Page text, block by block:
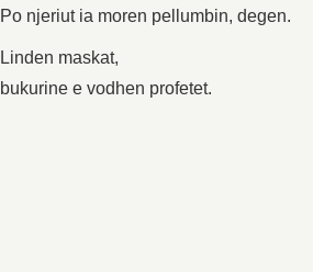
Po njeriut ia moren pellumbin, degen.
Linden maskat,
bukurine e vodhen profetet.